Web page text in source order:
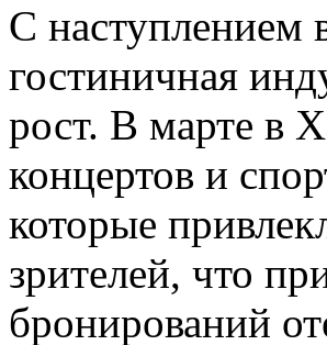
С наступлением
гостиничная
рост. В марте в
концертов и
которые
зрителей, что
бронирований